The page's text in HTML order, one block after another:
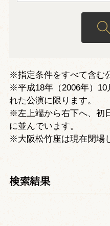
※指定条件をすべて含む
※平成18年（2006年）10
れた公演に限ります。
※左上端から右下へ、初
に並んでいます。
※大阪松竹座は現在閉場
検索結果